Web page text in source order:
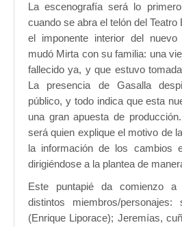
La escenografía será lo
cuando se abra el telón del
el imponente interior del
mudó Mirta con su familia: una
fallecido ya, y que estuvo
La presencia de Gasalla
público, y todo indica que esta
una gran apuesta de
será quien explique el motivo de
la información de los cambios
dirigiéndose a la plantea de
Este puntapié da comienzo
distintos miembros/
(Enrique Liporace); Jeremías,